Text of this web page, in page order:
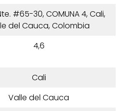
#65-30, COMUNA 4, Cali,
del Cauca, Colombia
4,6
Cali
Valle del Cauca